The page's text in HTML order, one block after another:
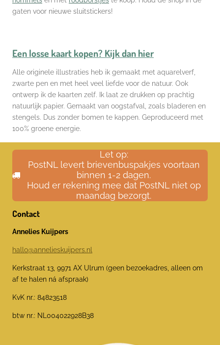
gaten voor nieuwe sluitstickers!
Een losse kaart kopen? Kijk dan hier
Alle originele illustraties heb ik gemaakt met aquarelverf,
zwarte pen en met heel veel liefde voor de natuur. Ook
ontwerp ik de kaarten zelf. Ik laat ze drukken op prachtig
natuurlijk papier. Gemaakt van oogstafval, zoals bladeren en
stengels. Dus zonder bomen te kappen. Geproduceerd met
100% groene energie.
Let op:
PostNL levert brievenbuspakjes voortaan
binnen 1-2 dagen.
Houd er rekening mee dat PostNL niet op
maandag bezorgt.
Contact
Annelies Kuijpers
hallo@annelieskuijpers.nl
Kerkstraat 13, 9971 AX Ulrum (geen bezoekadres, alleen om
af te halen ná afspraak)
KvK nr.: 84823518
btw nr.: NL004022928B38